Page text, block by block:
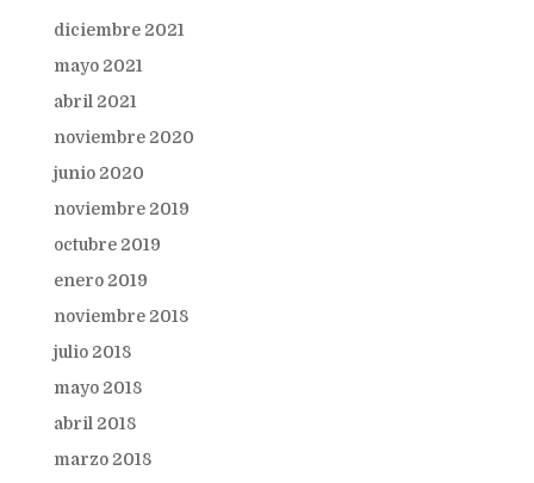
diciembre 2021
mayo 2021
abril 2021
noviembre 2020
junio 2020
noviembre 2019
octubre 2019
enero 2019
noviembre 2018
julio 2018
mayo 2018
abril 2018
marzo 2018